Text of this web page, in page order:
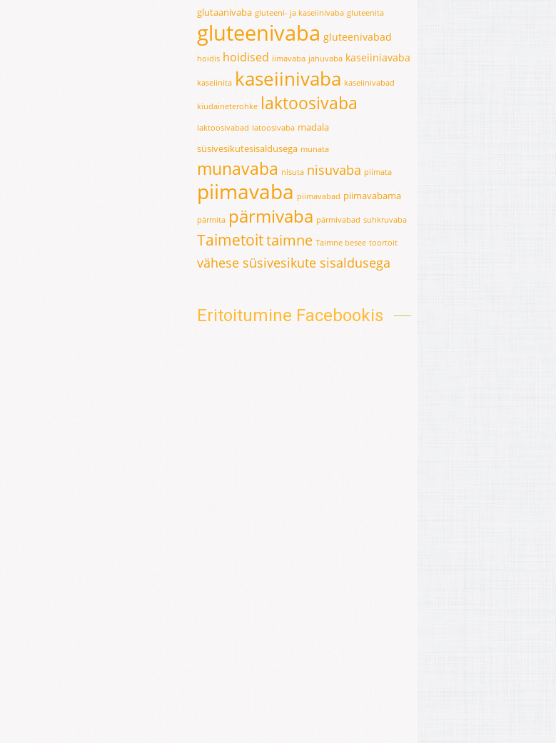
glutaanivaba gluteeni- ja kaseiinivaba gluteenita
gluteenivaba gluteenivabad
hoidis hoidised iimavaba jahuvaba kaseiiniavaba
kaseiinita kaseiinivaba kaseiinivabad
kiudaineterohke laktoosivaba
laktoosivabad latoosivaba madala
süsivesikutesisaldusega munata
munavaba nisuta nisuvaba piimata
piimavaba piimavabad piimavabama
pärmita pärmivaba pärmivabad suhkruvaba
Taimetoittaimne Taimne besee toortoit
vähese süsivesikute sisaldusega
Eritoitumine Facebookis